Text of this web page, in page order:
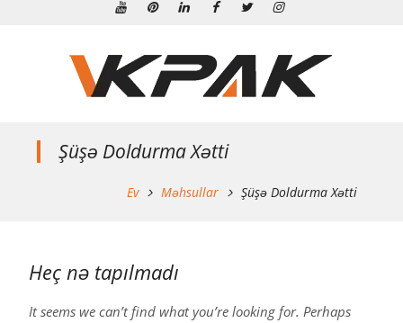
Şüşə Doldurma Xətti
Ev Məhsullar Şüşə Doldurma Xətti
Heç nə tapılmadı
It seems we can’t find what you’re looking for. Perhaps